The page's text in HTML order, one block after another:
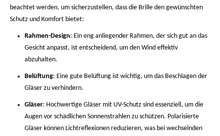
beachtet werden, um sicherzustellen, dass die Brille den gewünschten
Schutz und Komfort bietet:
Rahmen-Design: Ein eng anliegender Rahmen, der sich gut an das
Gesicht anpasst, ist entscheidend, um den Wind effektiv
abzuhalten.
Belüftung: Eine gute Belüftung ist wichtig, um das Beschlagen der
Gläser zu verhindern.
Gläser: Hochwertige Gläser mit UV-Schutz sind essenziell, um die
Augen vor schädlichen Sonnenstrahlen zu schützen. Polarisierte
Gläser können Lichtreflexionen reduzieren, was bei wechselnden